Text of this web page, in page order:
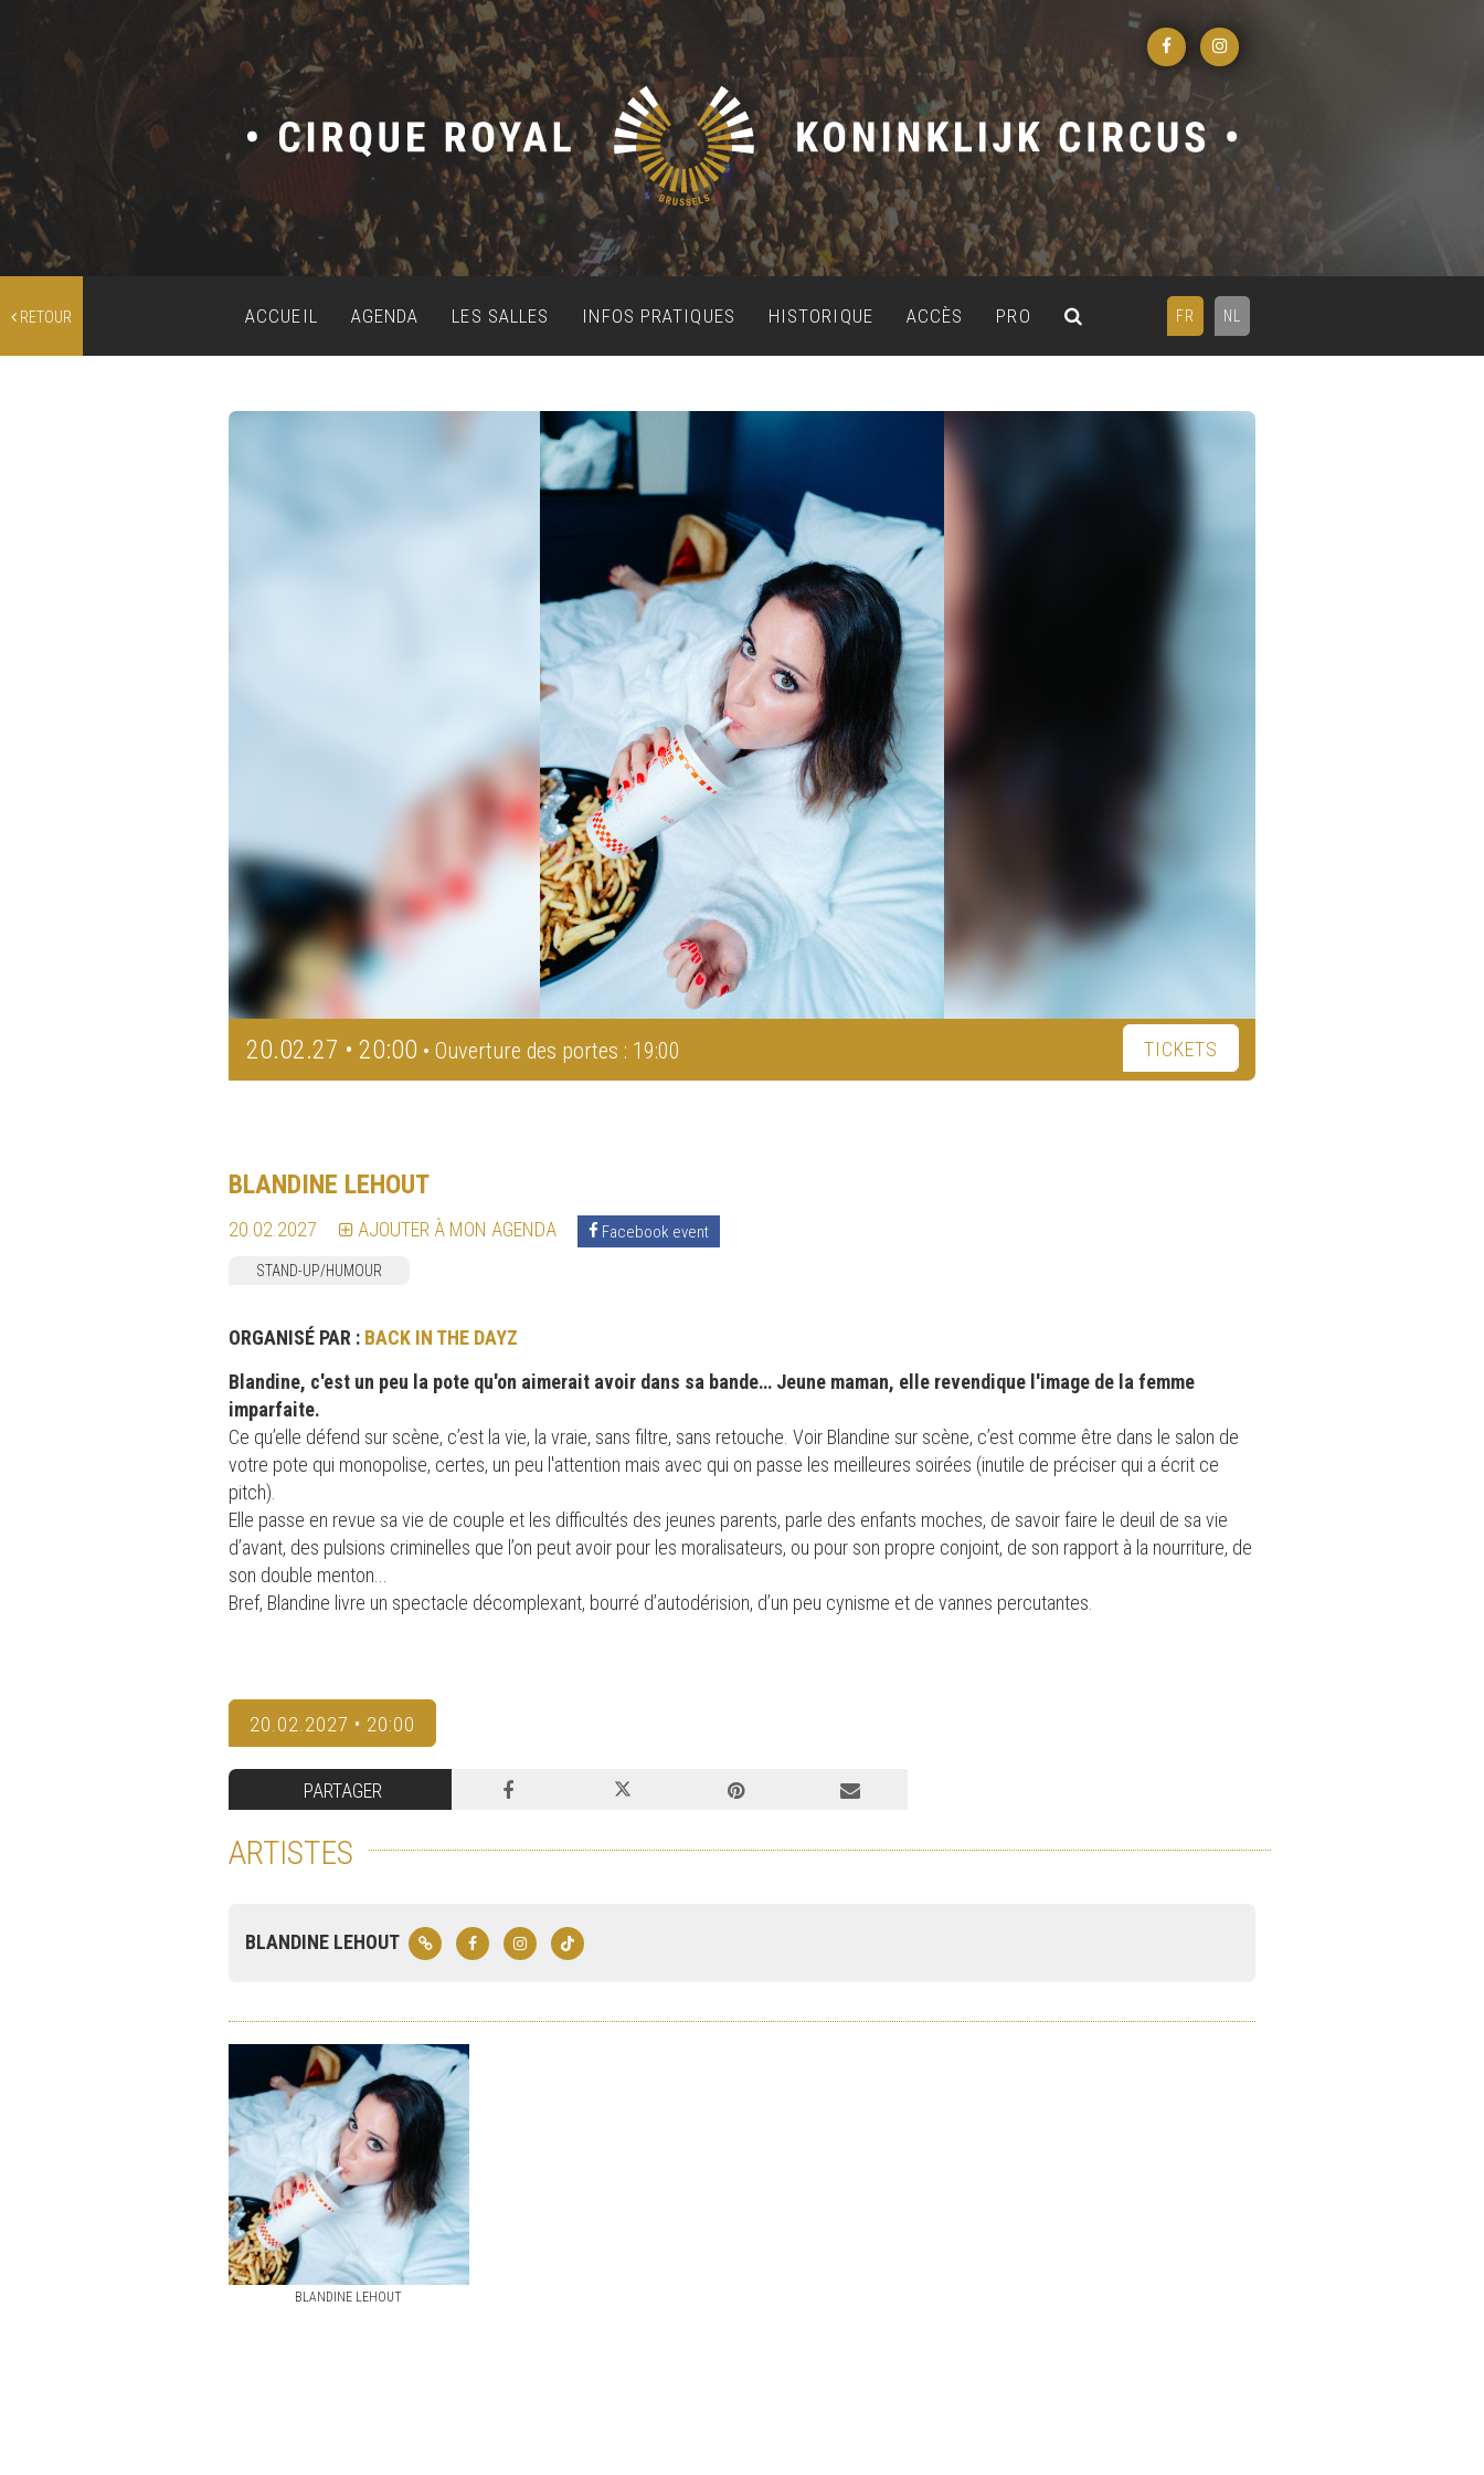
RETOUR FR NL
ACCUEIL AGENDA LES SALLES INFOS PRATIQUES HISTORIQUE ACCÈS PRO
20.02.27 • 20:00 • Ouverture des portes : 19:00 TICKETS
BLANDINE LEHOUT
20.02.2027 AJOUTER À MON AGENDA Facebook event
STAND-UP/HUMOUR
ORGANISÉ PAR : BACK IN THE DAYZ
Blandine, c'est un peu la pote qu'on aimerait avoir dans sa bande… Jeune maman, elle revendique l'image de la femme
imparfaite.
Ce qu’elle défend sur scène, c’est la vie, la vraie, sans filtre, sans retouche. Voir Blandine sur scène, c’est comme être dans le salon de
votre pote qui monopolise, certes, un peu l'attention mais avec qui on passe les meilleures soirées (inutile de préciser qui a écrit ce
pitch).
Elle passe en revue sa vie de couple et les difficultés des jeunes parents, parle des enfants moches, de savoir faire le deuil de sa vie
d’avant, des pulsions criminelles que l’on peut avoir pour les moralisateurs, ou pour son propre conjoint, de son rapport à la nourriture, de
son double menton...
Bref, Blandine livre un spectacle décomplexant, bourré d’autodérision, d’un peu cynisme et de vannes percutantes.
20.02.2027 • 20:00
PARTAGER
ARTISTES
BLANDINE LEHOUT
BLANDINE LEHOUT